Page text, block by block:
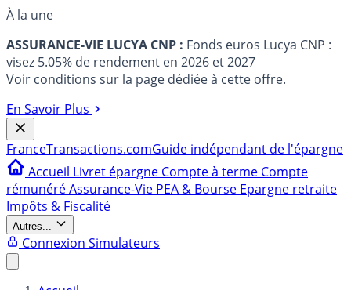
À la une
ASSURANCE-VIE LUCYA CNP : Fonds euros Lucya CNP :
visez 5.05% de rendement en 2026 et 2027
Voir conditions sur la page dédiée à cette offre.
En Savoir Plus
FranceTransactions.comGuide indépendant de l'épargne
Accueil Livret épargne Compte à terme Compte
rémunéréAssurance-Vie PEA & Bourse Epargne retraite
Impôts & Fiscalité
Autres...
Connexion Simulateurs